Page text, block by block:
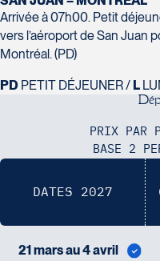
Arrivée à 07h00. Petit
vers l’aéroport de San Juan
Montréal. (PD)
PD PETIT DÉJEUNER / L
Dé
PRIX PAR
BASE 2
DATES 2027
21 mars au 4 avril